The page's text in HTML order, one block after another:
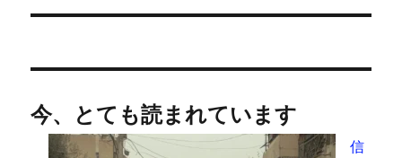
今、とても読まれています
信